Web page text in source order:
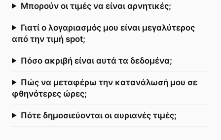
Μπορούν οι τιμές να είναι αρνητικές;
Γιατί ο λογαριασμός μου είναι μεγαλύτερος
από την τιμή spot;
Πόσο ακριβή είναι αυτά τα δεδομένα;
Πώς να μεταφέρω την κατανάλωσή μου σε
φθηνότερες ώρες;
Πότε δημοσιεύονται οι αυριανές τιμές;